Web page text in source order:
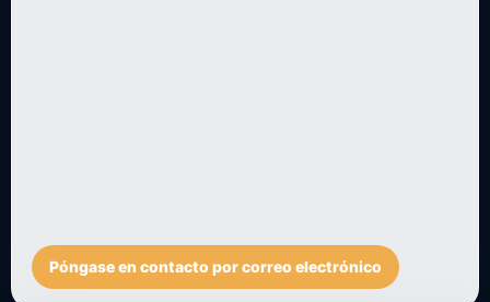
Póngase en contacto por correo electrónico